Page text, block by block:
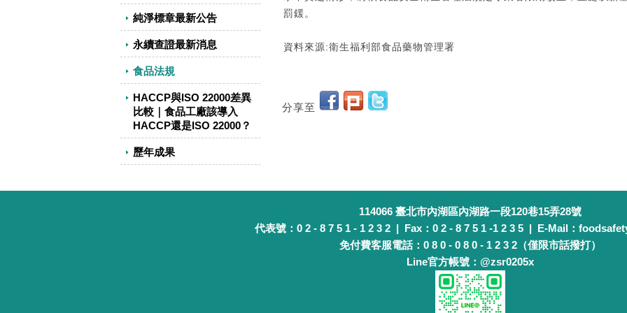
純淨標章最新公告
永續查證最新消息
食品法規
HACCP與ISO 22000差異
比較｜食品工廠該導入
HACCP還是ISO 22000？
歷年成果
罰鍰。
資料來源:衛生福利部食品藥物管理署
分享至
114066 臺北市內湖區內湖路一段120巷15弄28號
代表號：0 2 - 8 7 5 1 - 1 2 3 2 | Fax：0 2 - 8 7 5 1 -1 2 3 5 | E-Mail：
免付費客服電話：0 8 0 - 0 8 0 - 1 2 3 2（僅限市話撥打）
Line官方帳號：@zsr0205x